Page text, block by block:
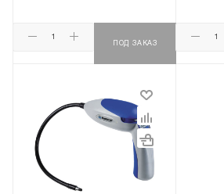
ПОД ЗАКАЗ